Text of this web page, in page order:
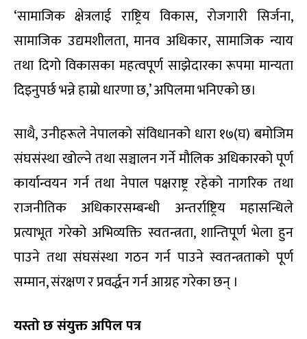
‘सामाजिक क्षेत्रलाई राष्ट्रिय विकास, रोजगारी सिर्जना,
सामाजिक उद्यमशीलता, मानव अधिकार, सामाजिक न्याय
तथा दिगो विकासका महत्वपूर्ण साझेदारका रूपमा मान्यता
दिइनुपर्छ भन्ने हाम्रो धारणा छ,’ अपिलमा भनिएको छ।
साथै, उनीहरूले नेपालको संविधानको धारा १७(घ) बमोजिम
संघसंस्था खोल्ने तथा सञ्चालन गर्ने मौलिक अधिकारको पूर्ण
कार्यान्वयन गर्न तथा नेपाल पक्षराष्ट्र रहेको नागरिक तथा
राजनीतिक अधिकारसम्बन्धी अन्तर्राष्ट्रिय महासन्धिले
प्रत्याभूत गरेको अभिव्यक्ति स्वतन्त्रता, शान्तिपूर्ण भेला हुन
पाउने तथा संघसंस्था गठन गर्न पाउने स्वतन्त्रताको पूर्ण
सम्मान, संरक्षण र प्रवर्द्धन गर्न आग्रह गरेका छन् ।
यस्तो छ संयुक्त अपिल पत्र